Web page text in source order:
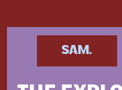
SAM.